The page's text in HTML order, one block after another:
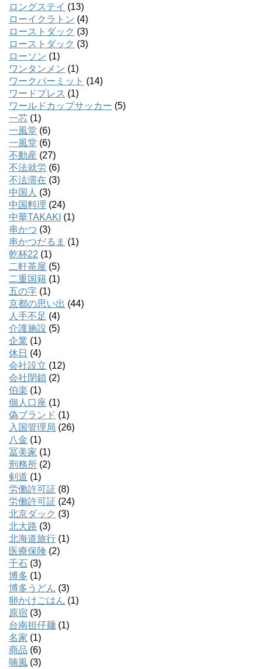
ロングステイ (13)
ローイクラトン (4)
ローストダック (3)
ローストダック (3)
ローソン (1)
ワンタンメン (1)
ワークパーミット (14)
ワードプレス (1)
ワールドカップサッカー (5)
一芯 (1)
一風堂 (6)
一風堂 (6)
不動産 (27)
不法就労 (6)
不法滞在 (3)
中国人 (3)
中国料理 (24)
中華TAKAKI (1)
串かつ (3)
串かつだるま (1)
乾杯22 (1)
二軒茶屋 (5)
二重国籍 (1)
五の字 (1)
京都の思い出 (44)
人手不足 (4)
介護施設 (5)
企業 (1)
休日 (4)
会社設立 (12)
会社閉鎖 (2)
伯楽 (1)
個人口座 (1)
偽ブランド (1)
入国管理局 (26)
八金 (1)
冨美家 (1)
刑務所 (2)
剣道 (1)
労働許可証 (8)
労働許可証 (24)
北京ダック (3)
北大路 (3)
北海道旅行 (1)
医療保険 (2)
千石 (3)
博多 (1)
博多うどん (3)
卵かけごはん (1)
原宿 (3)
台南担仔麺 (1)
名家 (1)
商品 (6)
喃風 (3)